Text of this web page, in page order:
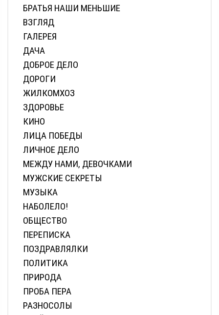
БРАТЬЯ НАШИ МЕНЬШИЕ
ВЗГЛЯД
ГАЛЕРЕЯ
ДАЧА
ДОБРОЕ ДЕЛО
ДОРОГИ
ЖИЛКОМХОЗ
ЗДОРОВЬЕ
КИНО
ЛИЦА ПОБЕДЫ
ЛИЧНОЕ ДЕЛО
МЕЖДУ НАМИ, ДЕВОЧКАМИ
МУЖСКИЕ СЕКРЕТЫ
МУЗЫКА
НАБОЛЕЛО!
ОБЩЕСТВО
ПЕРЕПИСКА
ПОЗДРАВЛЯЛКИ
ПОЛИТИКА
ПРИРОДА
ПРОБА ПЕРА
РАЗНОСОЛЫ